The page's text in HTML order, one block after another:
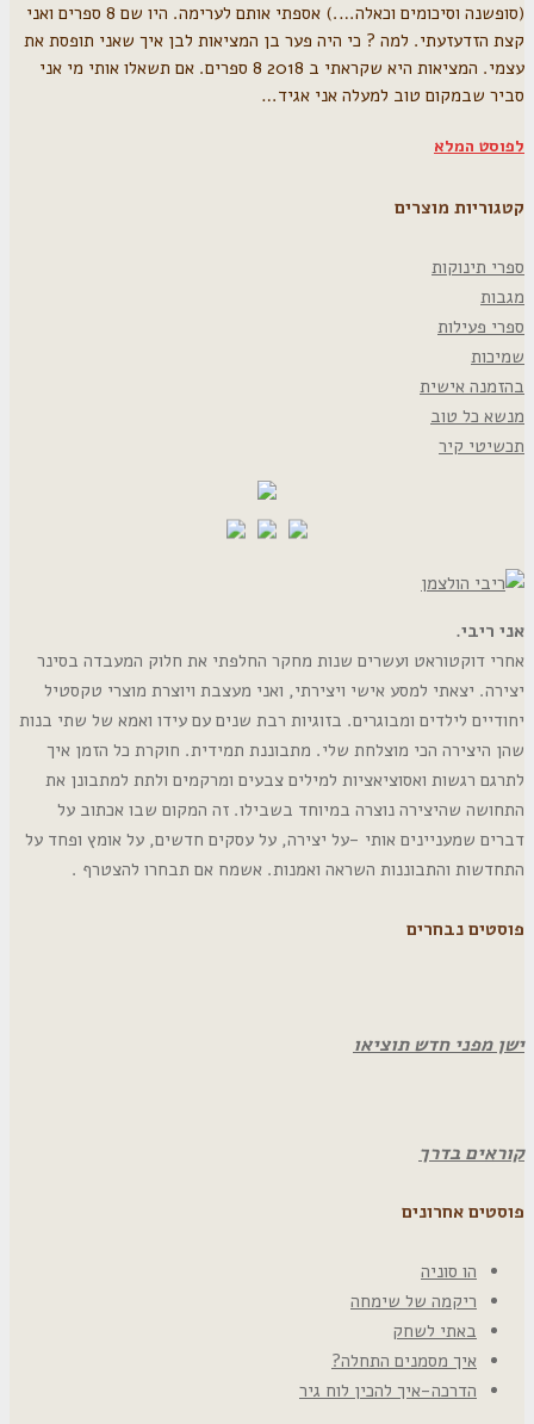
(סופשנה וסיכומים וכאלה….) אספתי אותם לערימה. היו שם 8 ספרים ואני
קצת הזדעזעתי. למה ? כי היה פער בן המציאות לבן איך שאני תופסת את
עצמי. המציאות היא שקראתי ב 2018 8 ספרים. אם תשאלו אותי מי אני
סביר שבמקום טוב למעלה אני אגיד…
לפוסט המלא
קטגוריות מוצרים
ספרי תינוקות
מגבות
ספרי פעילות
שמיכות
בהזמנה אישית
מנשא כל טוב
תכשיטי קיר
אני ריבי.
אחרי דוקטוראט ועשרים שנות מחקר החלפתי את חלוק המעבדה בסינר
יצירה. יצאתי למסע אישי ויצירתי, ואני מעצבת ויוצרת מוצרי טקסטיל
יחודיים לילדים ומבוגרים. בזוגיות רבת שנים עם עידו ואמא של שתי בנות
שהן היצירה הכי מוצלחת שלי. מתבוננת תמידית. חוקרת כל הזמן איך
לתרגם רגשות ואסוציאציות למילים צבעים ומרקמים ולתת למתבונן את
התחושה שהיצירה נוצרה במיוחד בשבילו. זה המקום שבו אכתוב על
דברים שמעניינים אותי -על יצירה, על עסקים חדשים, על אומץ ופחד על
התחדשות והתבוננות השראה ואמנות. אשמח אם תבחרו להצטרף .
פוסטים נבחרים
ישן מפני חדש תוציאו
קוראים בדרך
פוסטים אחרונים
הו סוניה
ריקמה של שימחה
באתי לשחק
איך מסמנים התחלה?
הדרכה-איך להכין לוח גיר